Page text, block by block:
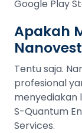
Google Play
Apakah
Tentu saja.
profesional
menyediakan
S-Quantum
Services.